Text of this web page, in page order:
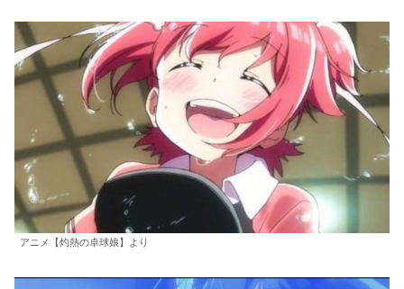
アニメ【灼熱の卓球娘】より